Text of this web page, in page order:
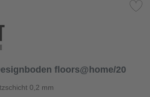
floors@home/20
0,2 mm